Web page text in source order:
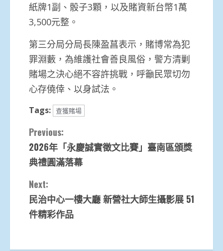
紙牌1副、骰子3顆，以及賭資新台幣1萬
3,500元整。
第三分局分局長陳盈菖表示，賭博常為犯
罪淵藪，為維護社會善良風俗，警方清剿
賭場之決心絕不容許挑戰，呼籲民眾切勿
心存僥倖、以身試法。
Tags: 查獲賭場
Continue
Reading
Previous:
2026年「永慶誠實徵文比賽」臺南區頒獎
典禮圓滿落幕
Next:
民治中心一樓大廳 新營社大師生攝影展 51
件精彩作品